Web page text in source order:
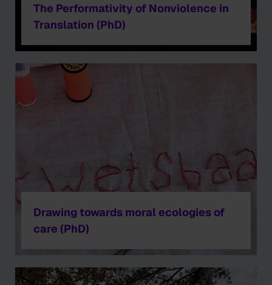
The Performativity of Nonviolence in
Translation (PhD)
Drawing towards moral ecologies of
care (PhD)